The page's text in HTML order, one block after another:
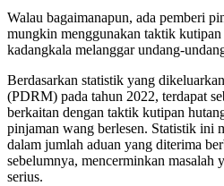
Walau bagaimanapun, ada pemberi
mungkin menggunakan taktik
kadangkala melanggar undang-
Berdasarkan statistik yang
(PDRM) pada tahun 2022, terdapat
berkaitan dengan taktik kutipan
pinjaman wang berlesen. Statistik ini
dalam jumlah aduan yang diterima
sebelumnya, mencerminkan masalah
serius.